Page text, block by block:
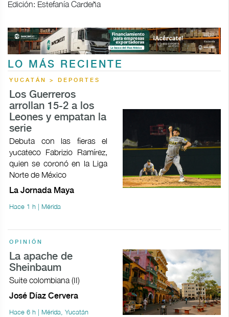
Edición: Estefanía Cardeña
LO MÁS RECIENTE
YUCATÁN > DEPORTES
Los Guerreros
arrollan 15-2 a los
Leones y empatan la
serie
Debuta con las fieras el
yucateco Fabrizio Ramírez,
quien se coronó en la Liga
Norte de México
La Jornada Maya
Hace 1 h | Mérida
OPINIÓN
La apache de
Sheinbaum
Suite colombiana (II)
José Díaz Cervera
Hace 6 h | Mérida, Yucatán